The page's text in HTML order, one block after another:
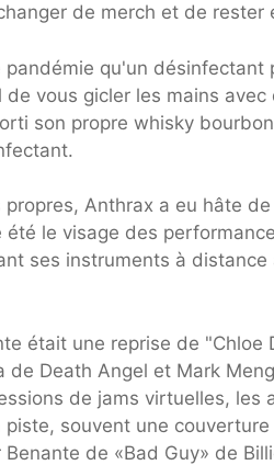
de merch et de rester
qu'un désinfectant
vous gicler les mains
son propre whisky
Anthrax a eu hâte
le visage des
ses instruments à
était une reprise de
de Death Angel et Mark
de jams virtuelles,
souvent une
de «Bad Guy» de